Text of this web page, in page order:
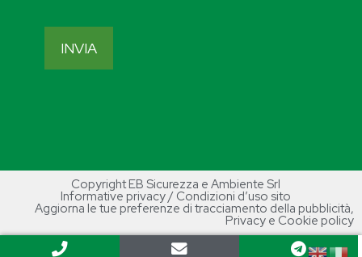
Copyright EB Sicurezza e Ambiente Srl
Informative privacy / Condizioni d’uso sito
Aggiorna le tue preferenze di tracciamento della pubblicità,
Privacy e Cookie policy